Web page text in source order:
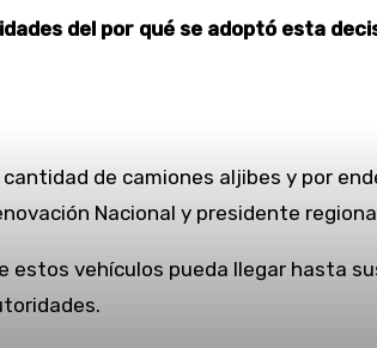
del por qué se adoptó esta
de camiones aljibes y por
Nacional y presidente
vehículos pueda llegar hasta